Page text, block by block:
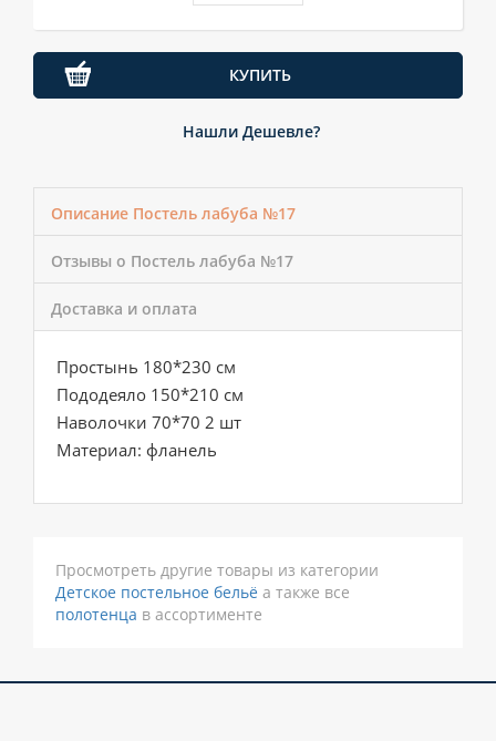
КУПИТЬ
Нашли Дешевле?
Описание Постель лабуба №17
Отзывы о Постель лабуба №17
Доставка и оплата
Простынь 180*230 см
Пододеяло 150*210 см
Наволочки 70*70 2 шт
Материал: фланель
Просмотреть другие товары из категории
Детское постельное бельё а также все
полотенца в ассортименте